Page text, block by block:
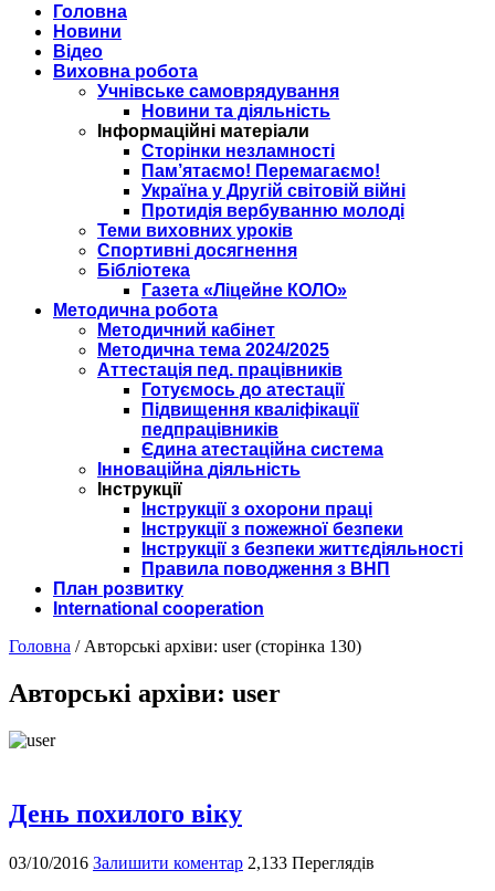
Головна
Новини
Відео
Виховна робота
Учнівське самоврядування
Новини та діяльність
Інформаційні матеріали
Сторінки незламності
Пам’ятаємо! Перемагаємо!
Україна у Другій світовій війні
Протидія вербуванню молоді
Теми виховних уроків
Спортивні досягнення
Бібліотека
Газета «Ліцейне КОЛО»
Методична робота
Методичний кабінет
Методична тема 2024/2025
Аттестація пед. працівників
Готуємось до атестації
Підвищення кваліфікації
педпрацівників
Єдина атестаційна система
Інноваційна діяльність
Інструкції
Інструкції з охорони праці
Інструкції з пожежної безпеки
Інструкції з безпеки життєдіяльності
Правила поводження з ВНП
План розвитку
International cooperation
Головна / Авторські архіви: user(сторінка 130)
Авторські архіви: user
День похилого віку
03/10/2016 Залишити коментар 2,133 Переглядів